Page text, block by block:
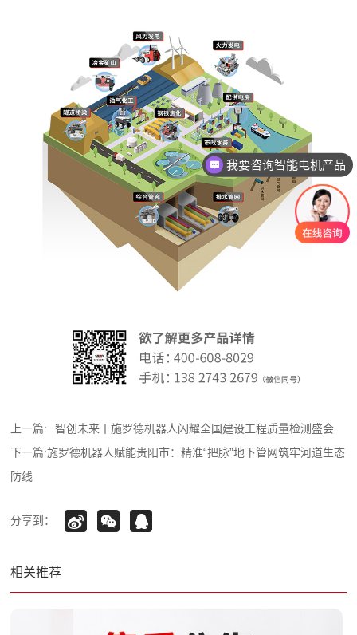
上一篇:
智创未来丨施罗德机器人闪耀全国建设工程质量检测盛会
下一篇:施罗德机器人赋能贵阳市：精准“把脉”地下管网筑牢河道生态
防线
分享到：
相关推荐
我要咨询管道检测机器人
我要咨询智能电机产品